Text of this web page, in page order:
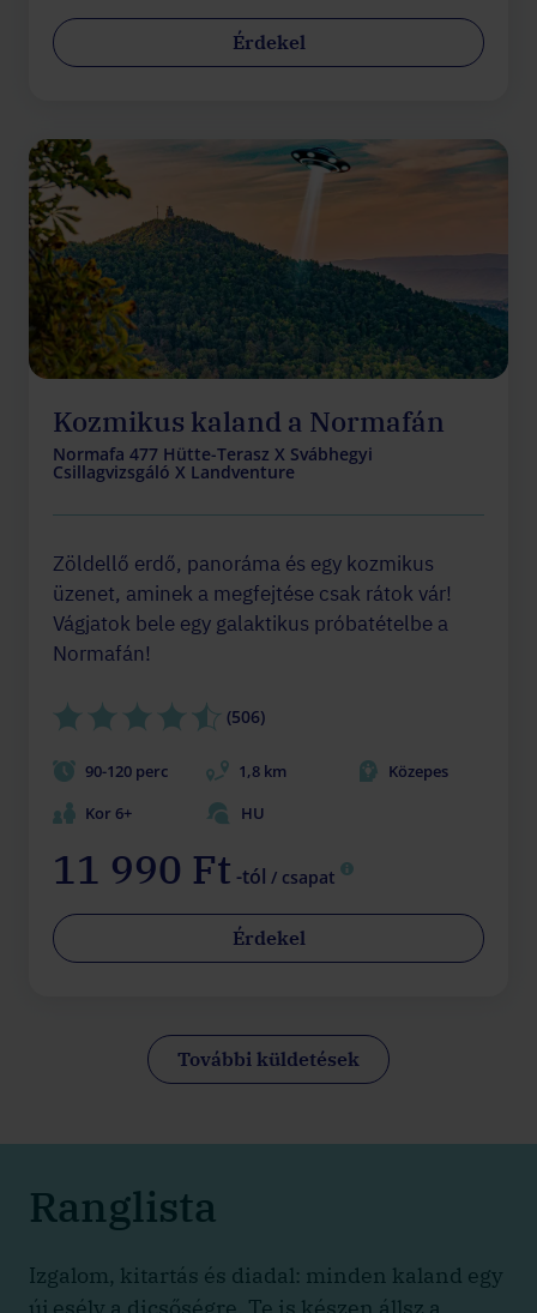
Érdekel
Kozmikus kaland a Normafán
Normafa 477 Hütte-Terasz X Svábhegyi
Csillagvizsgáló X Landventure
Zöldellő erdő, panoráma és egy kozmikus
üzenet, aminek a megfejtése csak rátok vár!
Vágjatok bele egy galaktikus próbatételbe a
Normafán!
(506)
90-120 perc 1,8 km
Közepes
Kor 6+
HU
11 990 Ft -tól / csapat
Érdekel
További küldetések
Ranglista
Izgalom, kitartás és diadal: minden kaland egy
új esély a dicsőségre. Te is készen állsz a